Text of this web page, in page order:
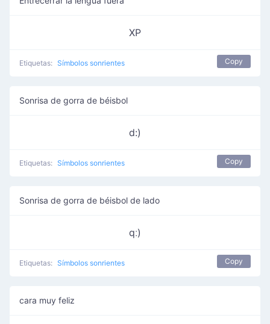
XP
Etiquetas: Símbolos sonrientes Copy
Sonrisa de gorra de béisbol
d:)
Etiquetas: Símbolos sonrientes Copy
Sonrisa de gorra de béisbol de lado
qː)
Etiquetas: Símbolos sonrientes Copy
cara muy feliz